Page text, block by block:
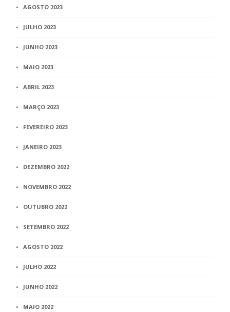
AGOSTO 2023
JULHO 2023
JUNHO 2023
MAIO 2023
ABRIL 2023
MARÇO 2023
FEVEREIRO 2023
JANEIRO 2023
DEZEMBRO 2022
NOVEMBRO 2022
OUTUBRO 2022
SETEMBRO 2022
AGOSTO 2022
JULHO 2022
JUNHO 2022
MAIO 2022